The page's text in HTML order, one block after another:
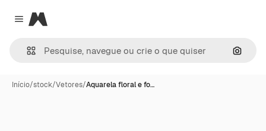
Close menu
Magnific
Início/stock/Vetores/Aquarela floral e fo…